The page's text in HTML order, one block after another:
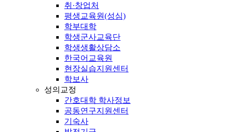
취·창업처
평생교육원(성심)
학부대학
학생군사교육단
학생생활상담소
한국어교육원
현장실습지원센터
학보사
성의교정
간호대학 학사정보
공동연구지원센터
기숙사